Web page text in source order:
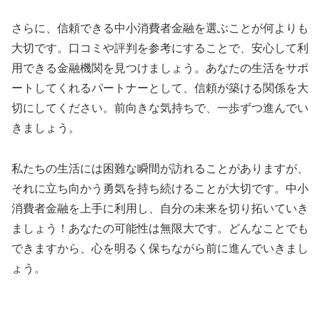
さらに、信頼できる中小消費者金融を選ぶことが何よりも
大切です。口コミや評判を参考にすることで、安心して利
用できる金融機関を見つけましょう。あなたの生活をサポ
ートしてくれるパートナーとして、信頼が築ける関係を大
切にしてください。前向きな気持ちで、一歩ずつ進んでい
きましょう。
私たちの生活には困難な瞬間が訪れることがありますが、
それに立ち向かう勇気を持ち続けることが大切です。中小
消費者金融を上手に利用し、自分の未来を切り拓いていき
ましょう！あなたの可能性は無限大です。どんなことでも
できますから、心を明るく保ちながら前に進んでいきまし
ょう。